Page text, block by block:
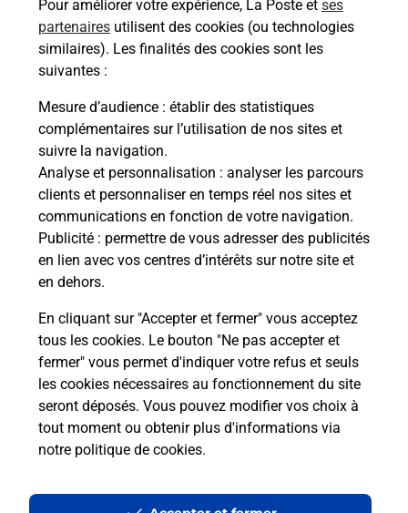
Pour améliorer votre expérience, La Poste et ses
partenaires utilisent des cookies (ou technologies
similaires). Les finalités des cookies sont les
suivantes :
Mesure d’audience : établir des statistiques
complémentaires sur l’utilisation de nos sites et
suivre la navigation.
Analyse et personnalisation : analyser les parcours
clients et personnaliser en temps réel nos sites et
communications en fonction de votre navigation.
Publicité : permettre de vous adresser des publicités
en lien avec vos centres d’intérêts sur notre site et
en dehors.
En cliquant sur "Accepter et fermer" vous acceptez
tous les cookies. Le bouton "Ne pas accepter et
fermer" vous permet d'indiquer votre refus et seuls
les cookies nécessaires au fonctionnement du site
seront déposés. Vous pouvez modifier vos choix à
tout moment ou obtenir plus d'informations via
notre politique de cookies.
Longeau Percey
Itinéraire
Boîte aux lettres La Poste
Prochaine collecte du courriersamedi à 08h00
6 Rue De Lausanne
52250
Longeau Percey
Itinéraire
Le lien s'ouvre dans un nouvel onglet
Localiser Liste Boîtes aux lettres
Haute-Marne
Longeau Percey